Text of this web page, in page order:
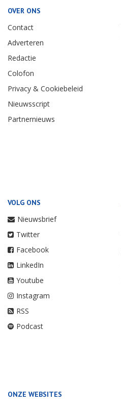
OVER ONS
Contact
Adverteren
Redactie
Colofon
Privacy & Cookiebeleid
Nieuwsscript
Partnernieuws
VOLG ONS
Nieuwsbrief
Twitter
Facebook
LinkedIn
Youtube
Instagram
RSS
Podcast
ONZE WEBSITES